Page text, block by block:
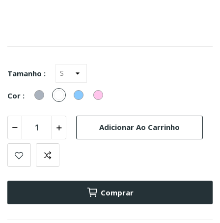
Tamanho :
Cor : CinzentoBrancoAzul
Celeste
Rosa
Claro
Adicionar Ao Carrinho
Comprar